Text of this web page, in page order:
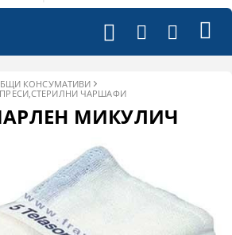
КОНСУМАТИВИ
ЧАРШАФИ
МИКУЛИЧ